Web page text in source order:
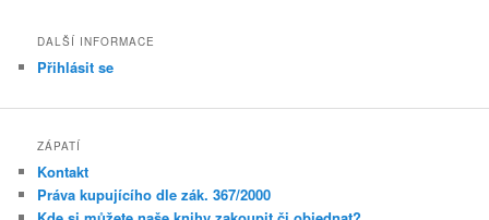
DALŠÍ INFORMACE
Přihlásit se
ZÁPATÍ
Kontakt
Práva kupujícího dle zák. 367/2000